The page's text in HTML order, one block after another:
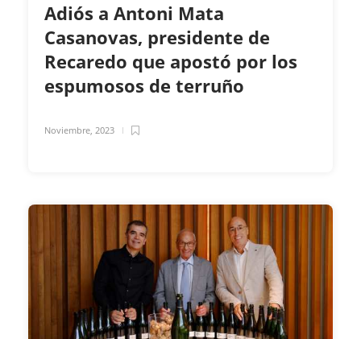
Adiós a Antoni Mata
Casanovas, presidente de
Recaredo que apostó por los
espumosos de terruño
Noviembre, 2023